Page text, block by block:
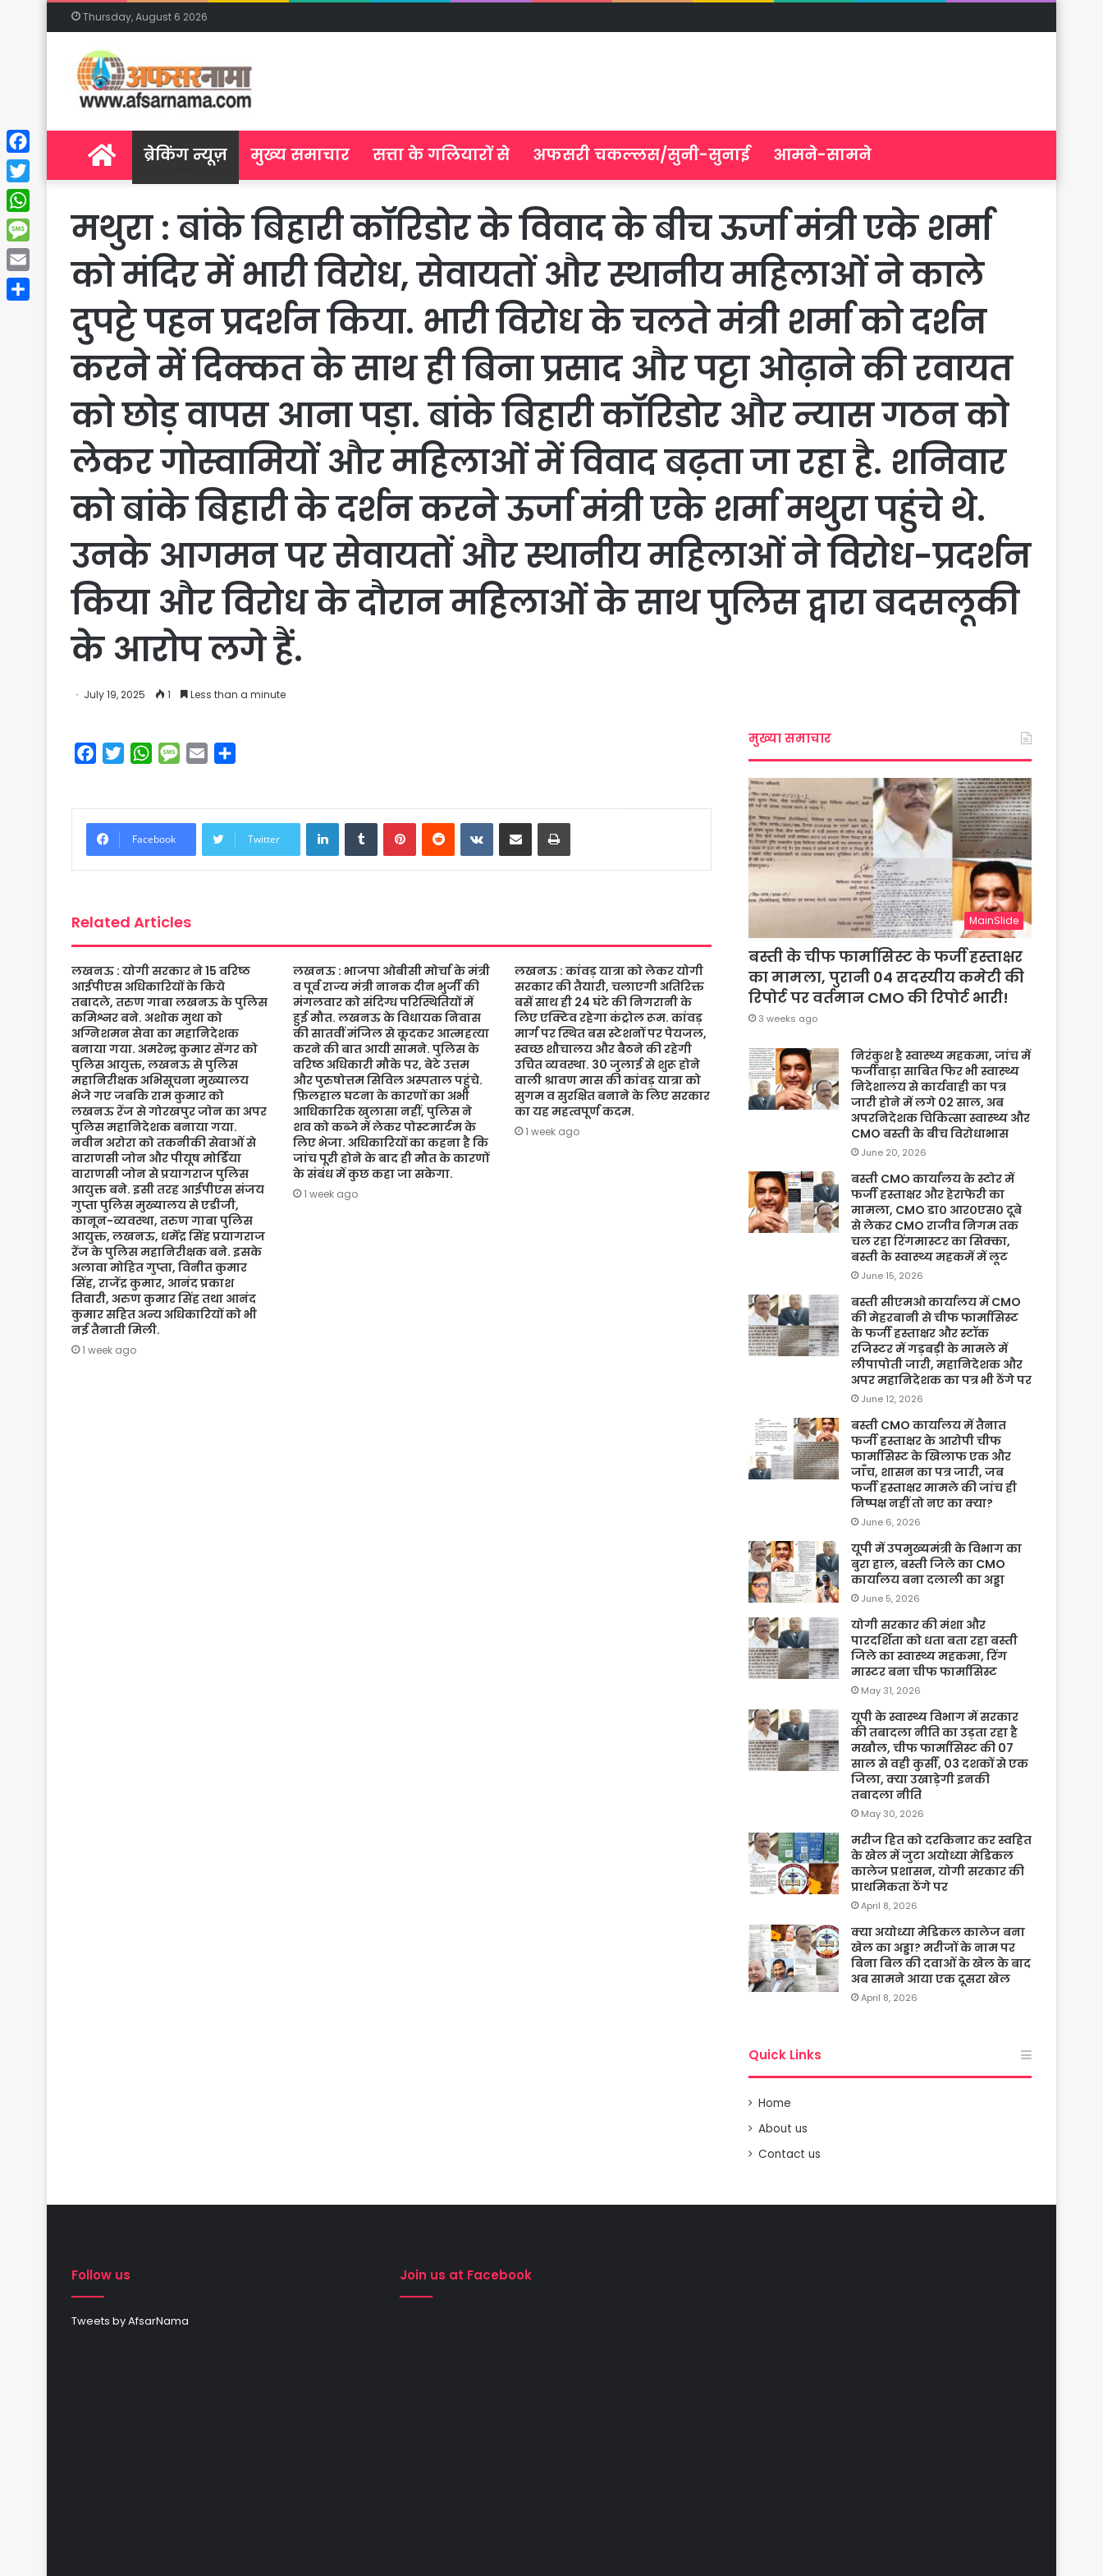
Thursday, August 6 2026
Homeब्रेकिंग न्यूज़ मुख्य समाचार सत्ता के गलियारों से अफसरी चकल्लस/सुनी-सुनाई आमने-सामने
मथुरा : बांके बिहारी कॉरिडोर के विवाद के बीच ऊर्जा मंत्री एके शर्मा
को मंदिर में भारी विरोध, सेवायतों और स्थानीय महिलाओं ने काले
दुपट्टे पहन प्रदर्शन किया. भारी विरोध के चलते मंत्री शर्मा को दर्शन
करने में दिक्कत के साथ ही बिना प्रसाद और पट्टा ओढ़ाने की रवायत
को छोड़ वापस आना पड़ा. बांके बिहारी कॉरिडोर और न्यास गठन को
लेकर गोस्वामियों और महिलाओं में विवाद बढ़ता जा रहा है. शनिवार
को बांके बिहारी के दर्शन करने ऊर्जा मंत्री एके शर्मा मथुरा पहुंचे थे.
उनके आगमन पर सेवायतों और स्थानीय महिलाओं ने विरोध-प्रदर्शन
किया और विरोध के दौरान महिलाओं के साथ पुलिस द्वारा बदसलूकी
के आरोप लगे हैं.
July 19, 2025 1 Less than a minute
b
o
e
W
s
A
M
g
Facebook Twitter
LinkedInTumblrPinterestReddit VKontakte
Share via Email Print
Related Articles
लखनऊ : योगी सरकार ने 15 वरिष्ठ
आईपीएस अधिकारियों के किये
तबादले, तरुण गाबा लखनऊ के पुलिस
कमिश्नर बने. अशोक मुथा को
अग्निशमन सेवा का महानिदेशक
बनाया गया. अमरेन्द्र कुमार सेंगर को
पुलिस आयुक्त, लखनऊ से पुलिस
महानिरीक्षक अभिसूचना मुख्यालय
भेजे गए जबकि राम कुमार को
लखनऊ रेंज से गोरखपुर जोन का अपर
पुलिस महानिदेशक बनाया गया.
नवीन अरोरा को तकनीकी सेवाओं से
वाराणसी जोन और पीयूष मोर्डिया
वाराणसी जोन से प्रयागराज पुलिस
आयुक्त बने. इसी तरह आईपीएस संजय
गुप्ता पुलिस मुख्यालय से एडीजी,
कानून-व्यवस्था, तरुण गाबा पुलिस
आयुक्त, लखनऊ, धर्मेंद्र सिंह प्रयागराज
रेंज के पुलिस महानिरीक्षक बने. इसके
अलावा मोहित गुप्ता, विनीत कुमार
सिंह, राजेंद्र कुमार, आनंद प्रकाश
तिवारी, अरुण कुमार सिंह तथा आनंद
कुमार सहित अन्य अधिकारियों को भी
नई तैनाती मिली.
1 week ago
लखनऊ : भाजपा ओबीसी मोर्चा के मंत्री
व पूर्व राज्य मंत्री नानक दीन भुर्जी की
मंगलवार को संदिग्ध परिस्थितियों में
हुई मौत. लखनऊ के विधायक निवास
की सातवीं मंजिल से कूदकर आत्महत्या
करने की बात आयी सामने. पुलिस के
वरिष्ठ अधिकारी मौके पर, बेटे उत्तम
और पुरुषोत्तम सिविल अस्पताल पहुंचे.
फ़िलहाल घटना के कारणों का अभी
आधिकारिक खुलासा नहीं, पुलिस ने
शव को कब्जे में लेकर पोस्टमार्टम के
लिए भेजा. अधिकारियों का कहना है कि
जांच पूरी होने के बाद ही मौत के कारणों
के संबंध में कुछ कहा जा सकेगा.
1 week ago
लखनऊ : कांवड़ यात्रा को लेकर योगी
सरकार की तैयारी, चलाएगी अतिरिक्त
बसें साथ ही 24 घंटे की निगरानी के
लिए एक्टिव रहेगा कंट्रोल रूम. कांवड़
मार्ग पर स्थित बस स्टेशनों पर पेयजल,
स्वच्छ शौचालय और बैठने की रहेगी
उचित व्यवस्था. 30 जुलाई से शुरू होने
वाली श्रावण मास की कांवड़ यात्रा को
सुगम व सुरक्षित बनाने के लिए सरकार
का यह महत्वपूर्ण कदम.
1 week ago
मुख्या समाचार
MainSlide
बस्ती के चीफ फार्मासिस्ट के फर्जी हस्ताक्षर
का मामला, पुरानी 04 सदस्यीय कमेटी की
रिपोर्ट पर वर्तमान CMO की रिपोर्ट भारी!
3 weeks ago
निरंकुश है स्वास्थ्य महकमा, जांच में
फर्जीवाड़ा साबित फिर भी स्वास्थ्य
निदेशालय से कार्यवाही का पत्र
जारी होने में लगे 02 साल, अब
अपरनिदेशक चिकित्सा स्वास्थ्य और
CMO बस्ती के बीच विरोधाभास
June 20, 2026
बस्ती CMO कार्यालय के स्टोर में
फर्जी हस्ताक्षर और हेराफेरी का
मामला, CMO डा० आर०एस० दूबे
से लेकर CMO राजीव निगम तक
चल रहा रिंगमास्टर का सिक्का,
बस्ती के स्वास्थ्य महकमें में लूट
June 15, 2026
बस्ती सीएमओ कार्यालय में CMO
की मेहरबानी से चीफ फार्मासिस्ट
के फर्जी हस्ताक्षर और स्टॉक
रजिस्टर में गड़बड़ी के मामले में
लीपापोती जारी, महानिदेशक और
अपर महानिदेशक का पत्र भी ठेंगे पर
June 12, 2026
बस्ती CMO कार्यालय में तैनात
फर्जी हस्ताक्षर के आरोपी चीफ
फार्मासिस्ट के खिलाफ एक और
जाँच, शासन का पत्र जारी, जब
फर्जी हस्ताक्षर मामले की जांच ही
निष्पक्ष नहीं तो नए का क्या?
June 6, 2026
यूपी में उपमुख्यमंत्री के विभाग का
बुरा हाल, बस्ती जिले का CMO
कार्यालय बना दलाली का अड्डा
June 5, 2026
योगी सरकार की मंशा और
पारदर्शिता को धता बता रहा बस्ती
जिले का स्वास्थ्य महकमा, रिंग
मास्टर बना चीफ फार्मासिस्ट
May 31, 2026
यूपी के स्वास्थ्य विभाग में सरकार
की तबादला नीति का उड़ता रहा है
मखौल, चीफ फार्मासिस्ट की 07
साल से वही कुर्सी, 03 दशकों से एक
जिला, क्या उखाड़ेगी इनकी
तबादला नीति
May 30, 2026
मरीज हित को दरकिनार कर स्वहित
के खेल में जुटा अयोध्या मेडिकल
कालेज प्रशासन, योगी सरकार की
प्राथमिकता ठेंगे पर
April 8, 2026
क्या अयोध्या मेडिकल कालेज बना
खेल का अड्डा? मरीजों के नाम पर
बिना बिल की दवाओं के खेल के बाद
अब सामने आया एक दूसरा खेल
April 8, 2026
Quick Links
Home
About us
Contact us
Follow us
Tweets by AfsarNama
Join us at Facebook
Facebook
Twitter
WhatsApp
Message
Email